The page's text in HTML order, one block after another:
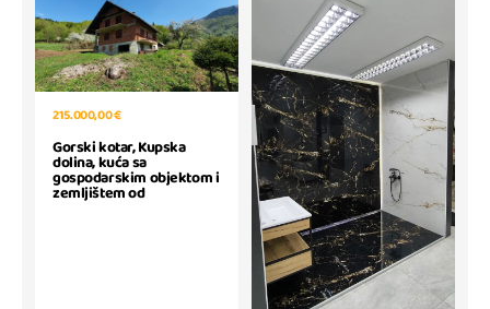
215.000,00 €
Gorski kotar, Kupska
dolina, kuća sa
gospodarskim objektom i
zemljištem od